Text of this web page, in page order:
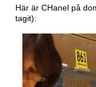
Här är CHanel på
tagit):